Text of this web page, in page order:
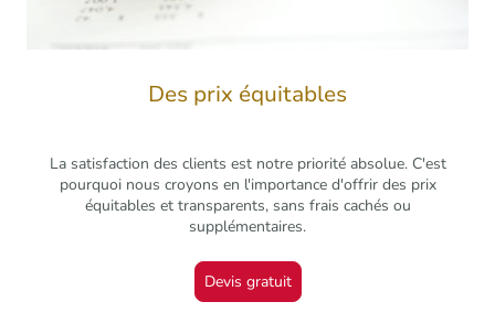
Des prix équitables
La satisfaction des clients est notre priorité absolue. C'est
pourquoi nous croyons en l'importance d'offrir des prix
équitables et transparents, sans frais cachés ou
supplémentaires.
Devis gratuit